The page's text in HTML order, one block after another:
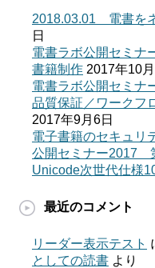
2018.03.01 電書を
日
電書ラボ公開セミ
書籍制作 2017年10
電書ラボ公開セミ
品質保証／ワークフ
2017年9月6日
電子書籍のセキュリ
公開セミナー2017
Unicode次世代仕様
最近のコメント
リーダー表示テスト
としての読書 より